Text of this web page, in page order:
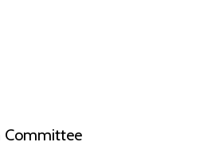
Committee